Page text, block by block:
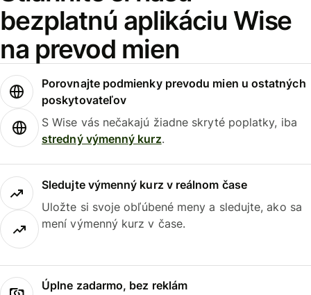
bezplatnú aplikáciu Wise
na prevod mien
Porovnajte podmienky prevodu mien u ostatných
poskytovateľov
S Wise vás nečakajú žiadne skryté poplatky, iba
stredný výmenný kurz.
Sledujte výmenný kurz v reálnom čase
Uložte si svoje obľúbené meny a sledujte, ako sa
mení výmenný kurz v čase.
Úplne zadarmo, bez reklám